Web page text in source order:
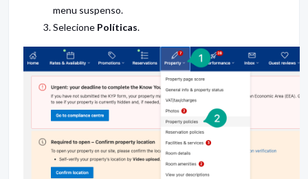
menu suspenso.
Selecione Políticas.